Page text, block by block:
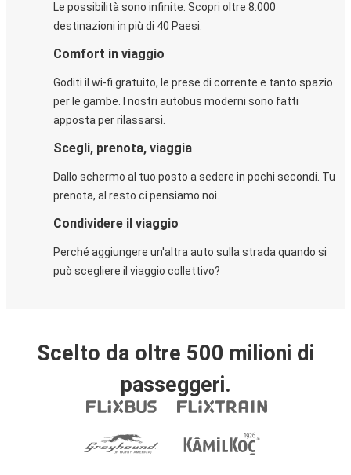
Le possibilità sono infinite. Scopri oltre 8.000
destinazioni in più di 40 Paesi.
Comfort in viaggio
Goditi il wi-fi gratuito, le prese di corrente e tanto spazio
per le gambe. I nostri autobus moderni sono fatti
apposta per rilassarsi.
Scegli, prenota, viaggia
Dallo schermo al tuo posto a sedere in pochi secondi. Tu
prenota, al resto ci pensiamo noi.
Condividere il viaggio
Perché aggiungere un'altra auto sulla strada quando si
può scegliere il viaggio collettivo?
Scelto da oltre 500 milioni di
passeggeri.